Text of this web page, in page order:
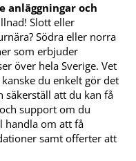
anläggningar och
Slott eller
Södra eller norra
som erbjuder
över hela Sverige. Vet
du enkelt gör det
säkerställ att du kan få
support om du
handla om att få
samt offerter att